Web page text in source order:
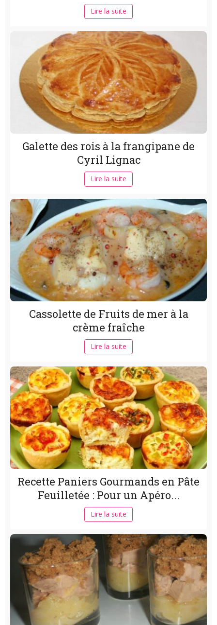
Lire la suite
Galette des rois à la frangipane de
Cyril Lignac
Lire la suite
Cassolette de Fruits de mer à la
crème fraîche
Lire la suite
Recette Paniers Gourmands en Pâte
Feuilletée : Pour un Apéro...
Lire la suite